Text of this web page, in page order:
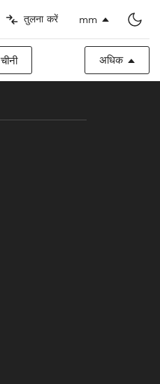
तुलना करें mm
चीनी अधिक